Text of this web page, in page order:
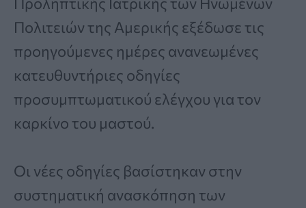
Πολιτειών της Αμερικής εξέδωσε τις
προηγούμενες ημέρες ανανεωμένες
κατευθυντήριες οδηγίες
προσυμπτωματικού ελέγχου για τον
καρκίνο του μαστού.
Οι νέες οδηγίες βασίστηκαν στην
συστηματική ανασκόπηση των